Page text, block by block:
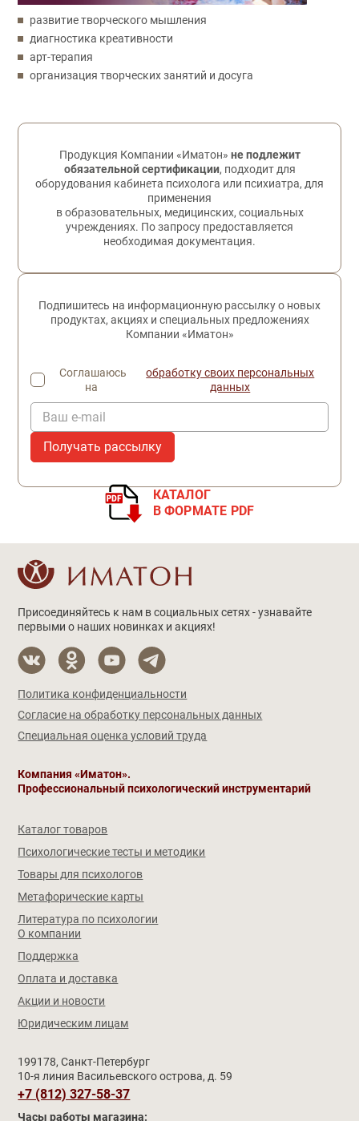
развитие творческого мышления
диагностика креативности
арт-терапия
организация творческих занятий и досуга
Обратная связь
Продукция Компании «Иматон» не подлежит
обязательной сертификации, подходит для
оборудования кабинета психолога или психиатра, для
применения
в образовательных, медицинских, социальных
учреждениях. По запросу предоставляется
необходимая документация.
Подпишитесь на информационную рассылку о новых
продуктах, акциях и специальных предложениях
Компании «Иматон»
Соглашаюсь
на
обработку своих персональных
данных
Ваш e-mail
КАТАЛОГ
В ФОРМАТЕ PDF
Присоединяйтесь к нам в социальных сетях - узнавайте
первыми о наших новинках и акциях!
Политика конфиденциальности
Согласие на обработку персональных данных
Специальная оценка условий труда
Компания «Иматон».
Профессиональный психологический инструментарий
Каталог товаров
Психологические тесты и методики
Товары для психологов
Метафорические карты
Литература по психологии
О компании
Поддержка
Оплата и доставка
Акции и новости
Юридическим лицам
199178, Санкт-Петербург
10-я линия Васильевского острова, д. 59
+7 (812) 327-58-37
Часы работы магазина: